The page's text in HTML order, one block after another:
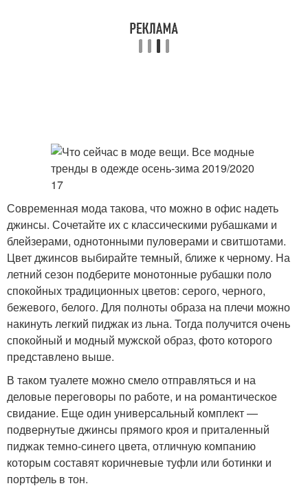
Современная мода такова, что можно в офис надеть
джинсы. Сочетайте их с классическими рубашками и
блейзерами, однотонными пуловерами и свитшотами.
Цвет джинсов выбирайте темный, ближе к черному. На
летний сезон подберите монотонные рубашки поло
спокойных традиционных цветов: серого, черного,
бежевого, белого. Для полноты образа на плечи можно
накинуть легкий пиджак из льна. Тогда получится очень
спокойный и модный мужской образ, фото которого
представлено выше.
В таком туалете можно смело отправляться и на
деловые переговоры по работе, и на романтическое
свидание. Еще один универсальный комплект —
подвернутые джинсы прямого кроя и приталенный
пиджак темно-синего цвета, отличную компанию
которым составят коричневые туфли или ботинки и
портфель в тон.